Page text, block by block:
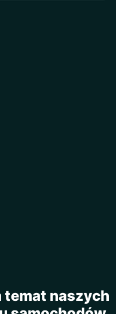
temat naszych